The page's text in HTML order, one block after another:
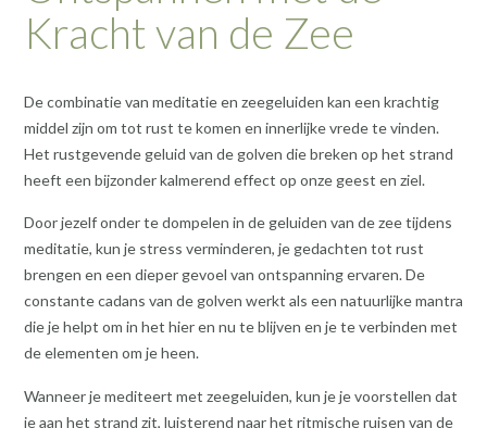
Kracht van de Zee
De combinatie van meditatie en zeegeluiden kan een krachtig
middel zijn om tot rust te komen en innerlijke vrede te vinden.
Het rustgevende geluid van de golven die breken op het strand
heeft een bijzonder kalmerend effect op onze geest en ziel.
Door jezelf onder te dompelen in de geluiden van de zee tijdens
meditatie, kun je stress verminderen, je gedachten tot rust
brengen en een dieper gevoel van ontspanning ervaren. De
constante cadans van de golven werkt als een natuurlijke mantra
die je helpt om in het hier en nu te blijven en je te verbinden met
de elementen om je heen.
Wanneer je mediteert met zeegeluiden, kun je je voorstellen dat
je aan het strand zit, luisterend naar het ritmische ruisen van de